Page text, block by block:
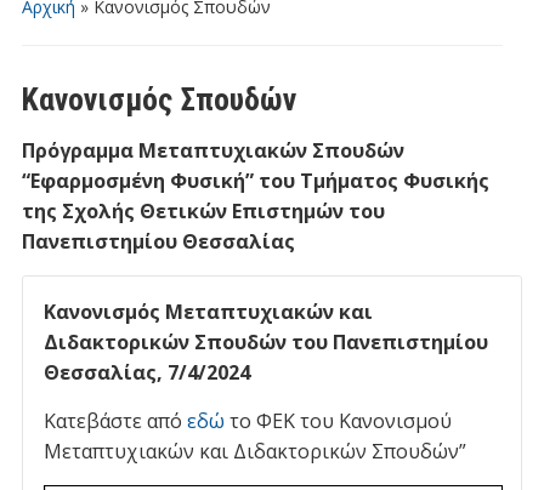
Αρχική » Κανονισμός Σπουδών
Κανονισμός Σπουδών
Πρόγραμμα Μεταπτυχιακών Σπουδών
“Εφαρμοσμένη Φυσική” του Τμήματος Φυσικής
της Σχολής Θετικών Επιστημών του
Πανεπιστημίου Θεσσαλίας
Κανονισμός Μεταπτυχιακών και
Διδακτορικών Σπουδών του Πανεπιστημίου
Θεσσαλίας, 7/4/2024
Κατεβάστε από εδώ το ΦΕΚ του Κανονισμού
Μεταπτυχιακών και Διδακτορικών Σπουδών”